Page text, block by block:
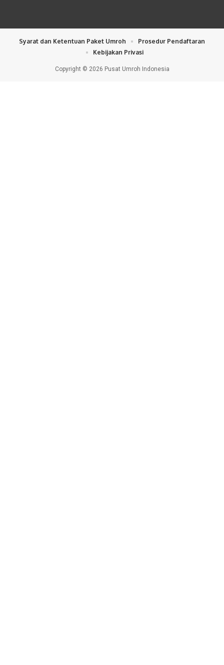
Copyright © 2026 Pusat Umroh Indonesia
Syarat dan Ketentuan Paket Umroh
Prosedur Pendaftaran
Kebijakan Privasi